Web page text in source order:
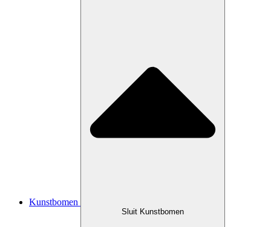
Kunstbomen
Sluit Kunstbomen